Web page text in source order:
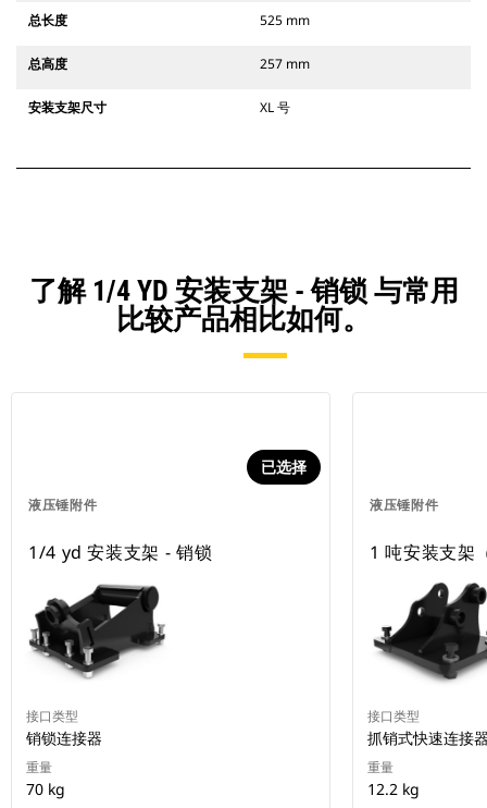
总长度 525 mm
总高度 257 mm
安装支架尺寸 XL 号
了解 1/4 YD 安装支架 - 销锁 与常用
比较产品相比如何。
液压锤附件
已选择
1/4 yd 安装支架 - 销锁
接口类型
销锁连接器
重量
70 kg
液压锤附件
1 吨安装支架
接口类型
抓销式快速连接
重量
12.2 kg